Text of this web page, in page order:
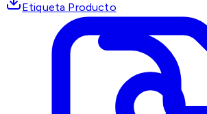
Etiqueta Producto